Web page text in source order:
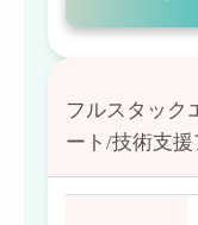
フルスタック
ート/技術支援